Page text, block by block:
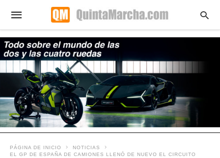
PÁGINA DE INICIO
NOTICIAS
EL GP DE ESPAÑA DE CAMIONES LLENÓ DE NUEVO EL CIRCUITO